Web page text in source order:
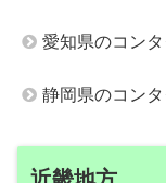
愛知県のコン
静岡県のコン